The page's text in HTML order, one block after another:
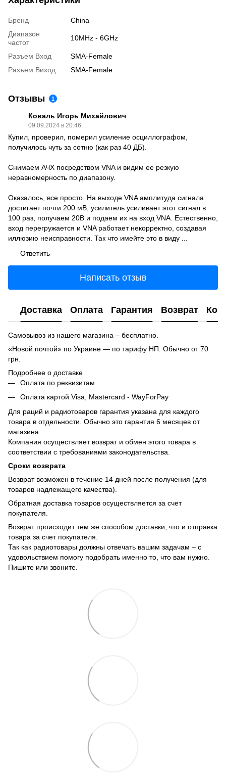
Бренд
China
Диапазон
частот
10MHz - 6GHz
Разъем Вход
SMA-Female
Разъем Виход
SMA-Female
Отзывы 1
Коваль Игорь Михайлович
09.09.2024 в 20:46
Купил, проверил, померил усиление осциллографом,
получилось чуть за сотню (как раз 40 ДБ).
Снимаем АЧХ посредством VNA и видим ее резкую
неравномерность по диапазону.
Оказалось, все просто. На выходе VNA амплитуда сигнала
достигает почти 200 мВ, усилитель усиливает этот сигнал в
100 раз, получаем 20В и подаем их на вход VNA. Естественно,
вход перегружается и VNA работает некорректно, создавая
иллюзию неисправности. Так что имейте это в виду ...
Ответить
Написать отзыв
Доставка Оплата Гарантия Возврат
Самовывоз из нашего магазина – бесплатно.
«Новой почтой» по Украине — по тарифу НП. Обычно от 70
грн.
Подробнее о доставке
Оплата по реквизитам
Оплата картой Visa, Mastercard - WayForPay
Для раций и радиотоваров гарантия указана для каждого
товара в отдельности. Обычно это гарантия 6 месяцев от
магазина.
Компания осуществляет возврат и обмен этого товара в
соответствии с требованиями законодательства.
Сроки возврата
Возврат возможен в течение 14 дней после получения (для
товаров надлежащего качества).
Обратная доставка товаров осуществляется за счет
покупателя.
Возврат происходит тем же способом доставки, что и отправка
товара за счет покупателя.
Так как радиотовары должны отвечать вашим задачам – с
удовольствием помогу подобрать именно то, что вам нужно.
Пишите или звоните.